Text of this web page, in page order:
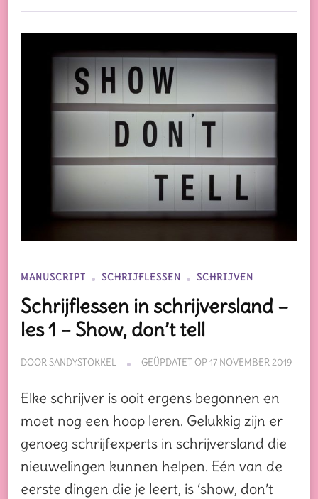
MANUSCRIPT SCHRIJFLESSEN SCHRIJVEN
Schrijflessen in schrijversland –
les 1 – Show, don’t tell
DOORSANDYSTOKKEL GEÜPDATET OP17 NOVEMBER 2019
Elke schrijver is ooit ergens begonnen en
moet nog een hoop leren. Gelukkig zijn er
genoeg schrijfexperts in schrijversland die
nieuwelingen kunnen helpen. Eén van de
eerste dingen die je leert, is ‘show, don’t